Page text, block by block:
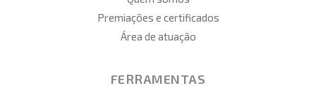
Premiações e certificados
Área de atuação
FERRAMENTAS